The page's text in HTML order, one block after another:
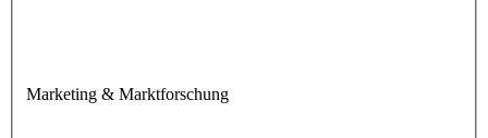
Marketing & Marktforschung